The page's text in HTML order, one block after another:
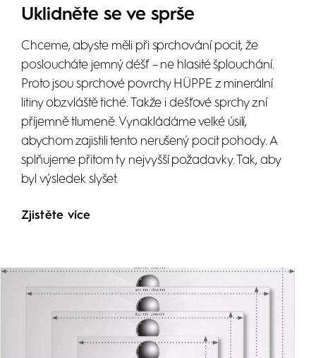
Uklidněte se ve sprše
Chceme, abyste měli při sprchování pocit, že
posloucháte jemný déšť – ne hlasité šplouchání.
Proto jsou sprchové povrchy HÜPPE z minerální
litiny obzvláště tiché. Takže i dešťové sprchy zní
příjemně tlumeně. Vynakládáme velké úsilí,
abychom zajistili tento nerušený pocit pohody. A
splňujeme přitom ty nejvyšší požadavky. Tak, aby
byl výsledek slyšet.
Zjistěte více